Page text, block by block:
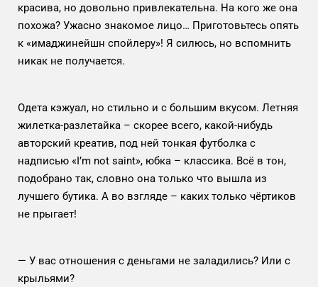
красива, но довольно привлекательна. На кого же она
похожа? Ужасно знакомое лицо… Приготовьтесь опять
к «имаджинейшн спойлеру»! Я силюсь, но вспомнить
никак не получается.
Одета кэжуал, но стильно и с большим вкусом. Летняя
жилетка-разлетайка – скорее всего, какой-нибудь
авторский креатив, под ней тонкая футболка с
надписью «I’m not saint», юбка – классика. Всё в тон,
подобрано так, словно она только что вышла из
лучшего бутика. А во взгляде – каких только чёртиков
не прыгает!
— У вас отношения с деньгами не заладились? Или с
крыльями?